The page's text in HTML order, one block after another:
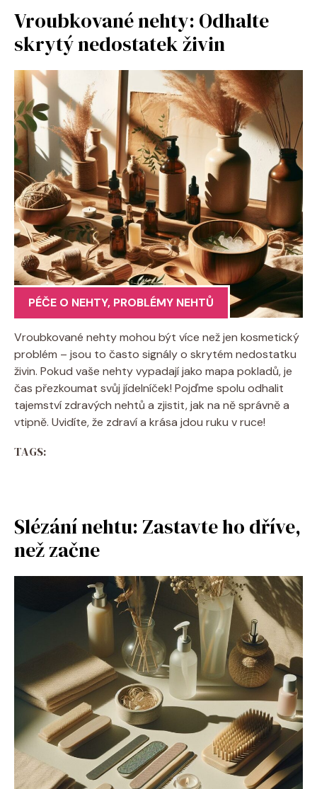
Vroubkované nehty: Odhalte
skrytý nedostatek živin
PÉČE O NEHTY, PROBLÉMY NEHTŮ
Vroubkované nehty mohou být více než jen kosmetický
problém – jsou to často signály o skrytém nedostatku
živin. Pokud vaše nehty vypadají jako mapa pokladů, je
čas přezkoumat svůj jídelníček! Pojďme spolu odhalit
tajemství zdravých nehtů a zjistit, jak na ně správně a
vtipně. Uvidíte, že zdraví a krása jdou ruku v ruce!
TAGS:
Slézání nehtu: Zastavte ho dříve,
než začne